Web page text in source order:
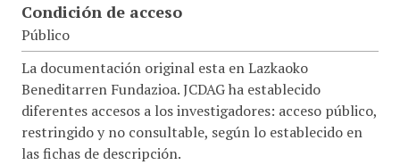
Condición de acceso
Público
La documentación original esta en Lazkaoko
Beneditarren Fundazioa. JCDAG ha establecido
diferentes accesos a los investigadores: acceso público,
restringido y no consultable, según lo establecido en
las fichas de descripción.